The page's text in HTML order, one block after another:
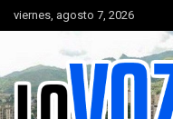
Saltar
al
viernes, agosto 7, 2026